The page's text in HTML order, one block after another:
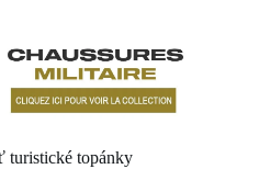
turistické topánky